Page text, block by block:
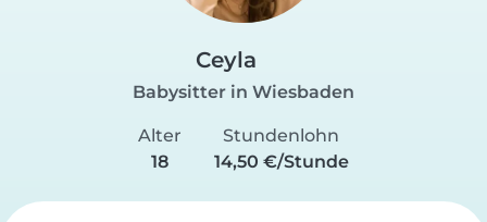
Ceyla
Babysitter in Wiesbaden
Alter
18
Stundenlohn
14,50 €/Stunde